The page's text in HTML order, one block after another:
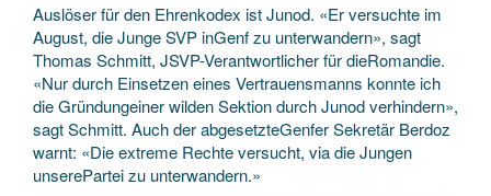
Auslöser für den Ehrenkodex ist Junod. «Er versuchte im
August, die Junge SVP inGenf zu unterwandern», sagt
Thomas Schmitt, JSVP-Verantwortlicher für dieRomandie.
«Nur durch Einsetzen eines Vertrauensmanns konnte ich
die Gründungeiner wilden Sektion durch Junod verhindern»,
sagt Schmitt. Auch der abgesetzteGenfer Sekretär Berdoz
warnt: «Die extreme Rechte versucht, via die Jungen
unserePartei zu unterwandern.»